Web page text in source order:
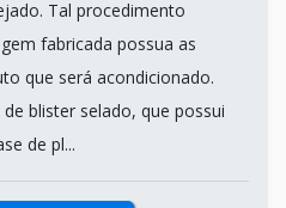
Tal procedimento
fabricada possua as
que será acondicionado.
blister selado, que possui
de pl...